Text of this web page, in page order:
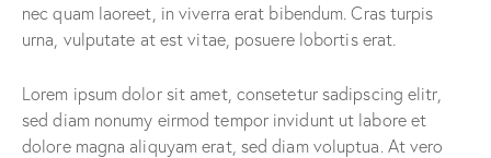
nec quam laoreet, in viverra erat bibendum. Cras turpis
urna, vulputate at est vitae, posuere lobortis erat.
Lorem ipsum dolor sit amet, consetetur sadipscing elitr,
sed diam nonumy eirmod tempor invidunt ut labore et
dolore magna aliquyam erat, sed diam voluptua. At vero